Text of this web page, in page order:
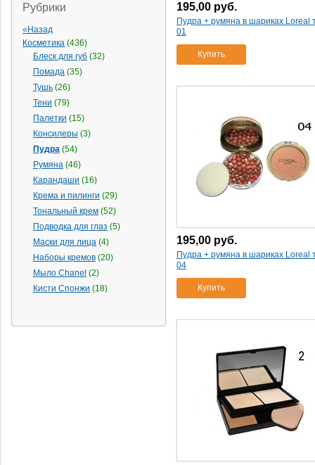
Рубрики
«Назад
Косметика (436)
Блеск для губ (32)
Помада (35)
Тушь (26)
Тени (79)
Палетки (15)
Консилеры (3)
Пудра (54)
Румяна (46)
Карандаши (16)
Крема и пилинги (29)
Тональный крем (52)
Подводка для глаз (5)
Маски для лица (4)
Наборы кремов (20)
Мыло Chanel (2)
Кисти Спонжи (18)
195,00 руб.
Пудра + румяна в шариках Loreal
01
Купить
195,00 руб.
Пудра + румяна в шариках Loreal
04
Купить